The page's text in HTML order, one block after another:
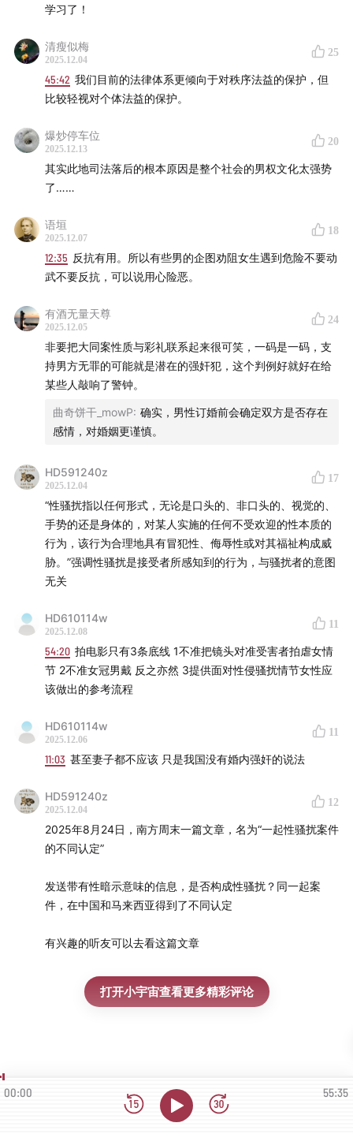
学习了！
清瘦似梅
2025.12.04
25
45:42 我们目前的法律体系更倾向于对秩序法益的保护，但
比较轻视对个体法益的保护。
爆炒停车位
2025.12.13
20
其实此地司法落后的根本原因是整个社会的男权文化太强势
了……
语垣
2025.12.07
18
12:35 反抗有用。所以有些男的企图劝阻女生遇到危险不要动
武不要反抗，可以说用心险恶。
有酒无量天尊
2025.12.05
24
非要把大同案性质与彩礼联系起来很可笑，一码是一码，支
持男方无罪的可能就是潜在的强奸犯，这个判例好就好在给
某些人敲响了警钟。
曲奇饼干_mowP: 确实，男性订婚前会确定双方是否存在
感情，对婚姻更谨慎。
HD591240z
2025.12.04
17
“性骚扰指以任何形式，无论是口头的、非口头的、视觉的、
手势的还是身体的，对某人实施的任何不受欢迎的性本质的
行为，该行为合理地具有冒犯性、侮辱性或对其福祉构成威
胁。”强调性骚扰是接受者所感知到的行为，与骚扰者的意图
无关
HD610114w
2025.12.08
11
54:20 拍电影只有3条底线 1不准把镜头对准受害者拍虐女情
节 2不准女冠男戴 反之亦然 3提供面对性侵骚扰情节女性应
该做出的参考流程
HD610114w
2025.12.06
11
11:03 甚至妻子都不应该 只是我国没有婚内强奸的说法
HD591240z
2025.12.04
12
2025年8月24日，南方周末一篇文章，名为“一起性骚扰案件
的不同认定”
发送带有性暗示意味的信息，是否构成性骚扰？同一起案
件，在中国和马来西亚得到了不同认定
有兴趣的听友可以去看这篇文章
打开小宇宙查看更多精彩评论
00:00 55:35